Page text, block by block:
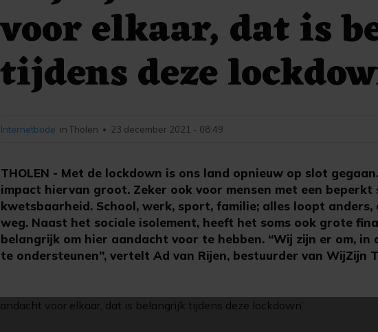
voor elkaar, dat is
tijdens deze
THOLEN - Met de lockdown is ons land opnieuw op slot
impact hiervan groot. Zeker ook voor mensen met een
kwetsbaarheid. School, werk, sport, familie; alles loopt
weg. Naast het sociale isolement, heeft het soms ook grote
belangrijk om hier aandacht voor te hebben. “Wij zijn er om, in
te ondersteunen”, vertelt Ad van Rijen, bestuurder van WijZijn
Internetbode in Tholen • 23 december 2021 - 08:49